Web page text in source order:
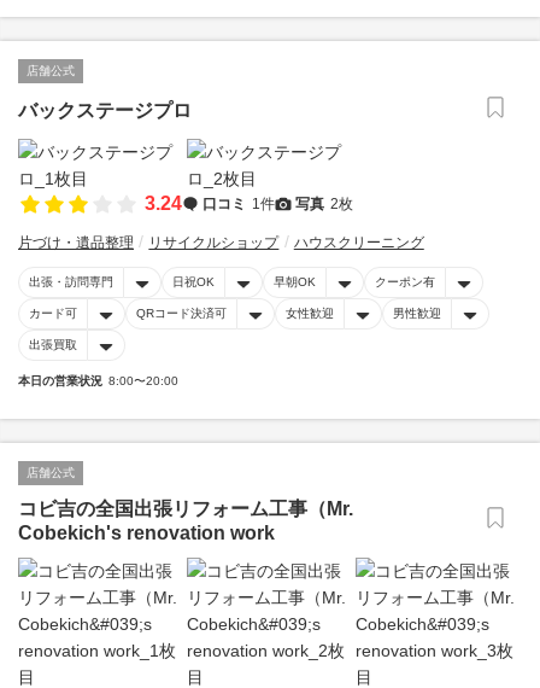
店舗公式
バックステージプロ
3.24 口コミ 1件 写真 2枚
片づけ・遺品整理 リサイクルショップ ハウスクリーニング
出張・訪問専門 日祝OK 早朝OK クーポン有
カード可 QRコード決済可 女性歓迎 男性歓迎
出張買取
本日の営業状況 8:00〜20:00
店舗公式
コビ吉の全国出張リフォーム工事（Mr.
Cobekich's renovation work